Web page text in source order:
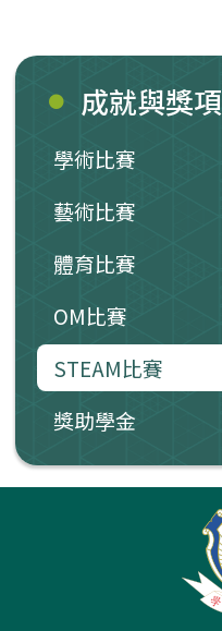
成就與獎項
學術比賽
藝術比賽
體育比賽
OM比賽
STEAM比賽
獎助學金